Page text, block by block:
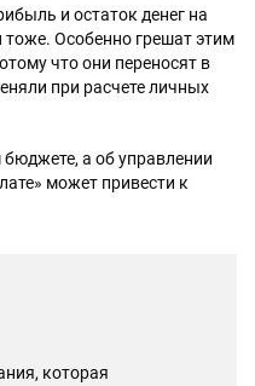
и остаток денег на
тоже. Особенно грешат этим
что они переносят в
при расчете личных
а об управлении
может привести к
которая